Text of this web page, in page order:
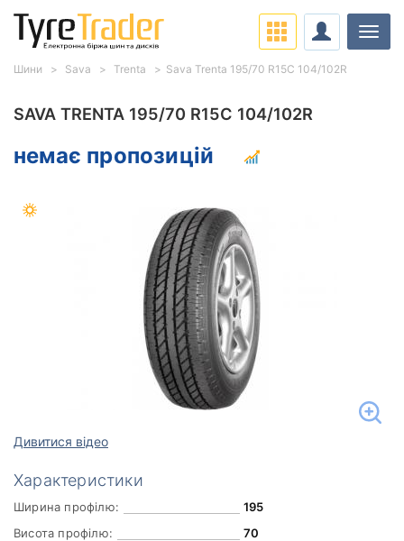
SAVA TRENTA 195/70 R15С 104/102R
немає пропозицій
Дивитися відео
Характеристики
Ширина профілю:
195
Висота профілю:
70
Шини Sava Trenta Sava Trenta 195/70 R15С 104/102R